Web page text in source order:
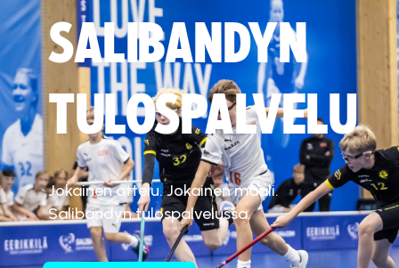
SALIBANDYN
TULOSPALVELU
Jokainen ottelu. Jokainen maali.
Salibandyn tulospalvelussa.